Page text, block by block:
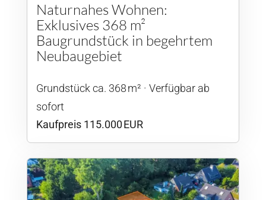
Naturnahes Wohnen:
Exklusives 368 m²
Baugrundstück in begehrtem
Neubaugebiet
Grund­stück ca. 368 m²
Verfügbar ab
sofort
Kaufpreis 115.000 EUR